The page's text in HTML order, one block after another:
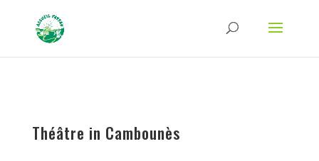
Type-Options Referrer-Policy Permissions-Policy
ga('require', 'GTM-TFCVLFN');
Théâtre in Cambounès